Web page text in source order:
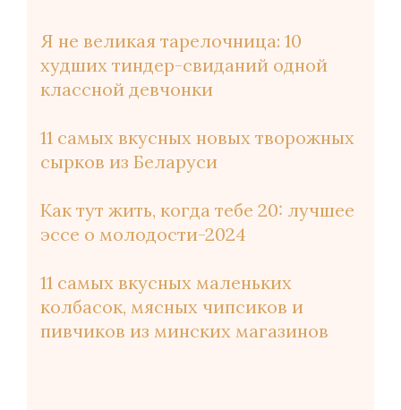
Я не великая тарелочница: 10
худших тиндер-свиданий одной
классной девчонки
11 самых вкусных новых творожных
сырков из Беларуси
Как тут жить, когда тебе 20: лучшее
эссе о молодости-2024
11 самых вкусных маленьких
колбасок, мясных чипсиков и
пивчиков из минских магазинов